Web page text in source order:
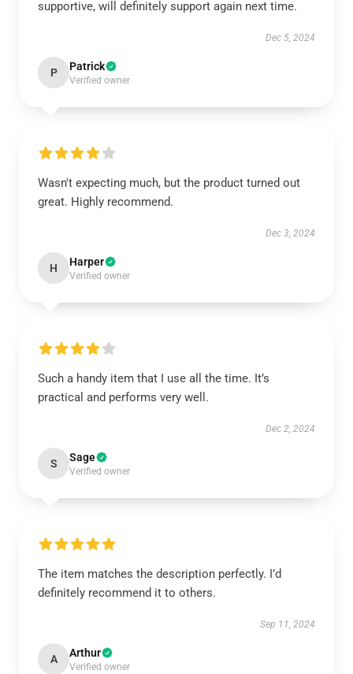
supportive, will definitely support again next time.
Dec 5, 2024
P Patrick
Verified owner
Wasn't expecting much, but the product turned out
great. Highly recommend.
Dec 3, 2024
H Harper
Verified owner
Such a handy item that I use all the time. It’s
practical and performs very well.
Dec 2, 2024
S Sage
Verified owner
The item matches the description perfectly. I’d
definitely recommend it to others.
Sep 11, 2024
A Arthur
Verified owner